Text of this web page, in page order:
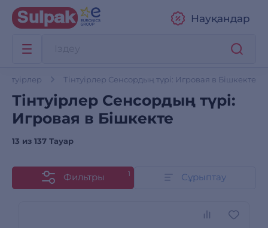
Науқандар
Тінтуірлер Сенсордың түрі: Игровая в Бішкекте
Тінтуірлер Сенсордың түрі:
Игровая в Бішкекте
13 из 137 Тауар
Фильтры 1 Сұрыптау